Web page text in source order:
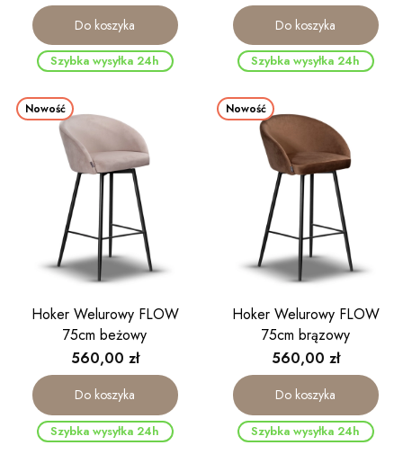
Do koszyka
Szybka wysyłka 24h
Do koszyka
Szybka wysyłka 24h
Nowość
Hoker Welurowy FLOW
75cm beżowy
Cena
560,00 zł
Do koszyka
Szybka wysyłka 24h
Nowość
Hoker Welurowy FLOW
75cm brązowy
Cena
560,00 zł
Do koszyka
Szybka wysyłka 24h